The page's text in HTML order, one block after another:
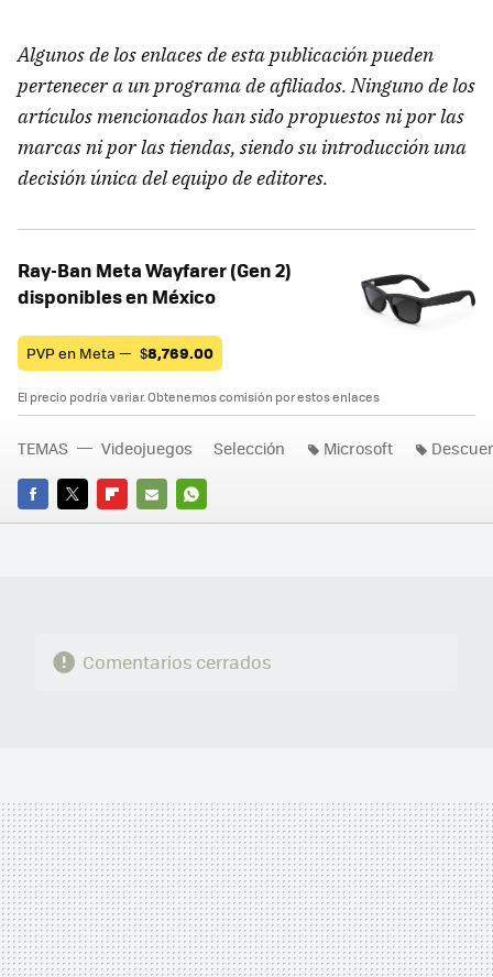
Algunos de los enlaces de esta publicación pueden
pertenecer a un programa de afiliados. Ninguno de los
artículos mencionados han sido propuestos ni por las
marcas ni por las tiendas, siendo su introducción una
decisión única del equipo de editores.
Ray-Ban Meta Wayfarer (Gen 2)
disponibles en México
PVP en Meta — $8,769.00
El precio podría variar. Obtenemos comisión por estos enlaces
FACEBOOK
TWITTERFLIPBOARD
E-
WHATSAPP
TEMAS Videojuegos Selección Microsoft
Comentarios cerrados